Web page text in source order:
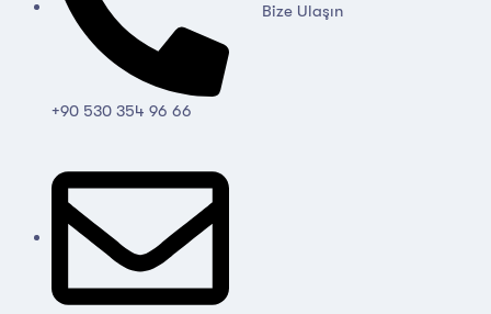
+90 530 354 96 66
Bize Ulaşın